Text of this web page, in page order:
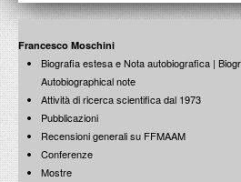
Francesco Moschini
Biografia estesa e Nota autobiografica |
Autobiographical note
Attività di ricerca scientifica dal 1973
Pubblicazioni
Recensioni generali su FFMAAM
Conferenze
Mostre